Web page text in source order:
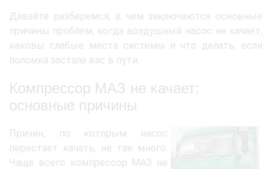
Давайте разберемся, в чем заключаются основные
причины проблем, когда воздушный насос не качает,
каковы слабые места системы и что делать, если
поломка застала вас в пути.
Компрессор МАЗ не качает:
основные причины
Причин, по которым насос
перестает качать, не так много.
Чаще всего компрессор МАЗ не